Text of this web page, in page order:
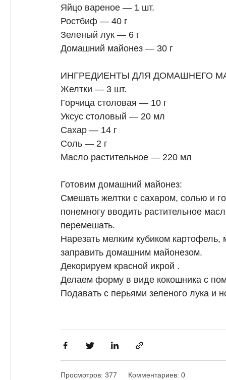
Яйцо вареное — 1 шт.
Ростбиф — 40 г
Зеленый лук — 6 г
Домашний майонез — 30 г
ИНГРЕДИЕНТЫ ДЛЯ ДОМАШНЕГО
Желтки — 3 шт.
Горчица столовая — 10 г
Уксус столовый — 20 мл
Сахар — 14 г
Соль — 2 г
Масло растительное — 220 мл
Готовим домашний майонез:
Смешать желтки с сахаром, солью и
понемногу вводить растительное
перемешать.
Нарезать мелким кубиком
заправить домашним майонезом.
Декорируем красной икрой .
Делаем форму в виде кокошника с
Подавать с перьями зеленого лука и
Просмотров: 377 Комментариев: 0